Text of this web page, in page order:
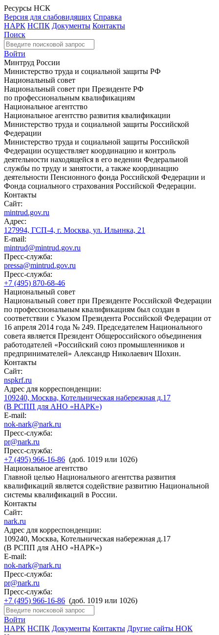
Ресурсы НСК
Версия для слабовидящих Справка
НАРК НСПК Документы Контакты
Поиск
Войти
Минтруд России
Министерство труда и социальной защиты РФ
Национальный совет
Национальный совет при Президенте РФ
по профессиональным квалификациям
Национальное агентство
Национальное агентство развития квалификации
Министерство труда и социальной защиты Российской
Федерации
Министерство труда и социальной защиты Российской
Федерации осуществляет координацию и контроль
деятельности находящейся в его ведении Федеральной
службы по труду и занятости, а также координацию
деятельности Пенсионного фонда Российской Федерации и
Фонда социального страхования Российской Федерации.
Контакты
Сайт:
mintrud.gov.ru
Адрес:
127994, ГСП-4, г. Москва, ул. Ильинка, 21
E-mail:
mintrud@mintrud.gov.ru
Пресс-служба:
pressa@mintrud.gov.ru
Пресс-служба:
+7 (495) 870-68-46
Национальный совет
Национальный совет при Президенте Российской Федерации
по профессиональным квалификациям был создан в
соответствии с Указом Президента Российской Федерации от
16 апреля 2014 года № 249. Председателем Национального
совета является Президент Общероссийского объединения
работодателей «Российский союз промышленников и
предпринимателей» Александр Николаевич Шохин.
Контакты
Сайт:
nspkrf.ru
Адрес для корреспонденции:
109240, Москва, Котельническая набережная д.17
(В РСПП для АНО «НАРК»)
E-mail:
nok-nark@nark.ru
Пресс-служба:
pr@nark.ru
Пресс-служба:
+7 (495) 966-16-86 (доб. 1019 или 1026)
Национальное агентство
Главной целью Национального агентства развития
квалификаций является содействие развитию Национальной
системы квалификаций в России.
Контакты
Сайт:
nark.ru
Адрес для корреспонденции:
109240, Москва, Котельническая набережная д.17
(В РСПП для АНО «НАРК»)
E-mail:
nok-nark@nark.ru
Пресс-служба:
pr@nark.ru
Пресс-служба:
+7 (495) 966-16-86 (доб. 1019 или 1026)
Войти
НАРК НСПК Документы Контакты Другие сайты НОК